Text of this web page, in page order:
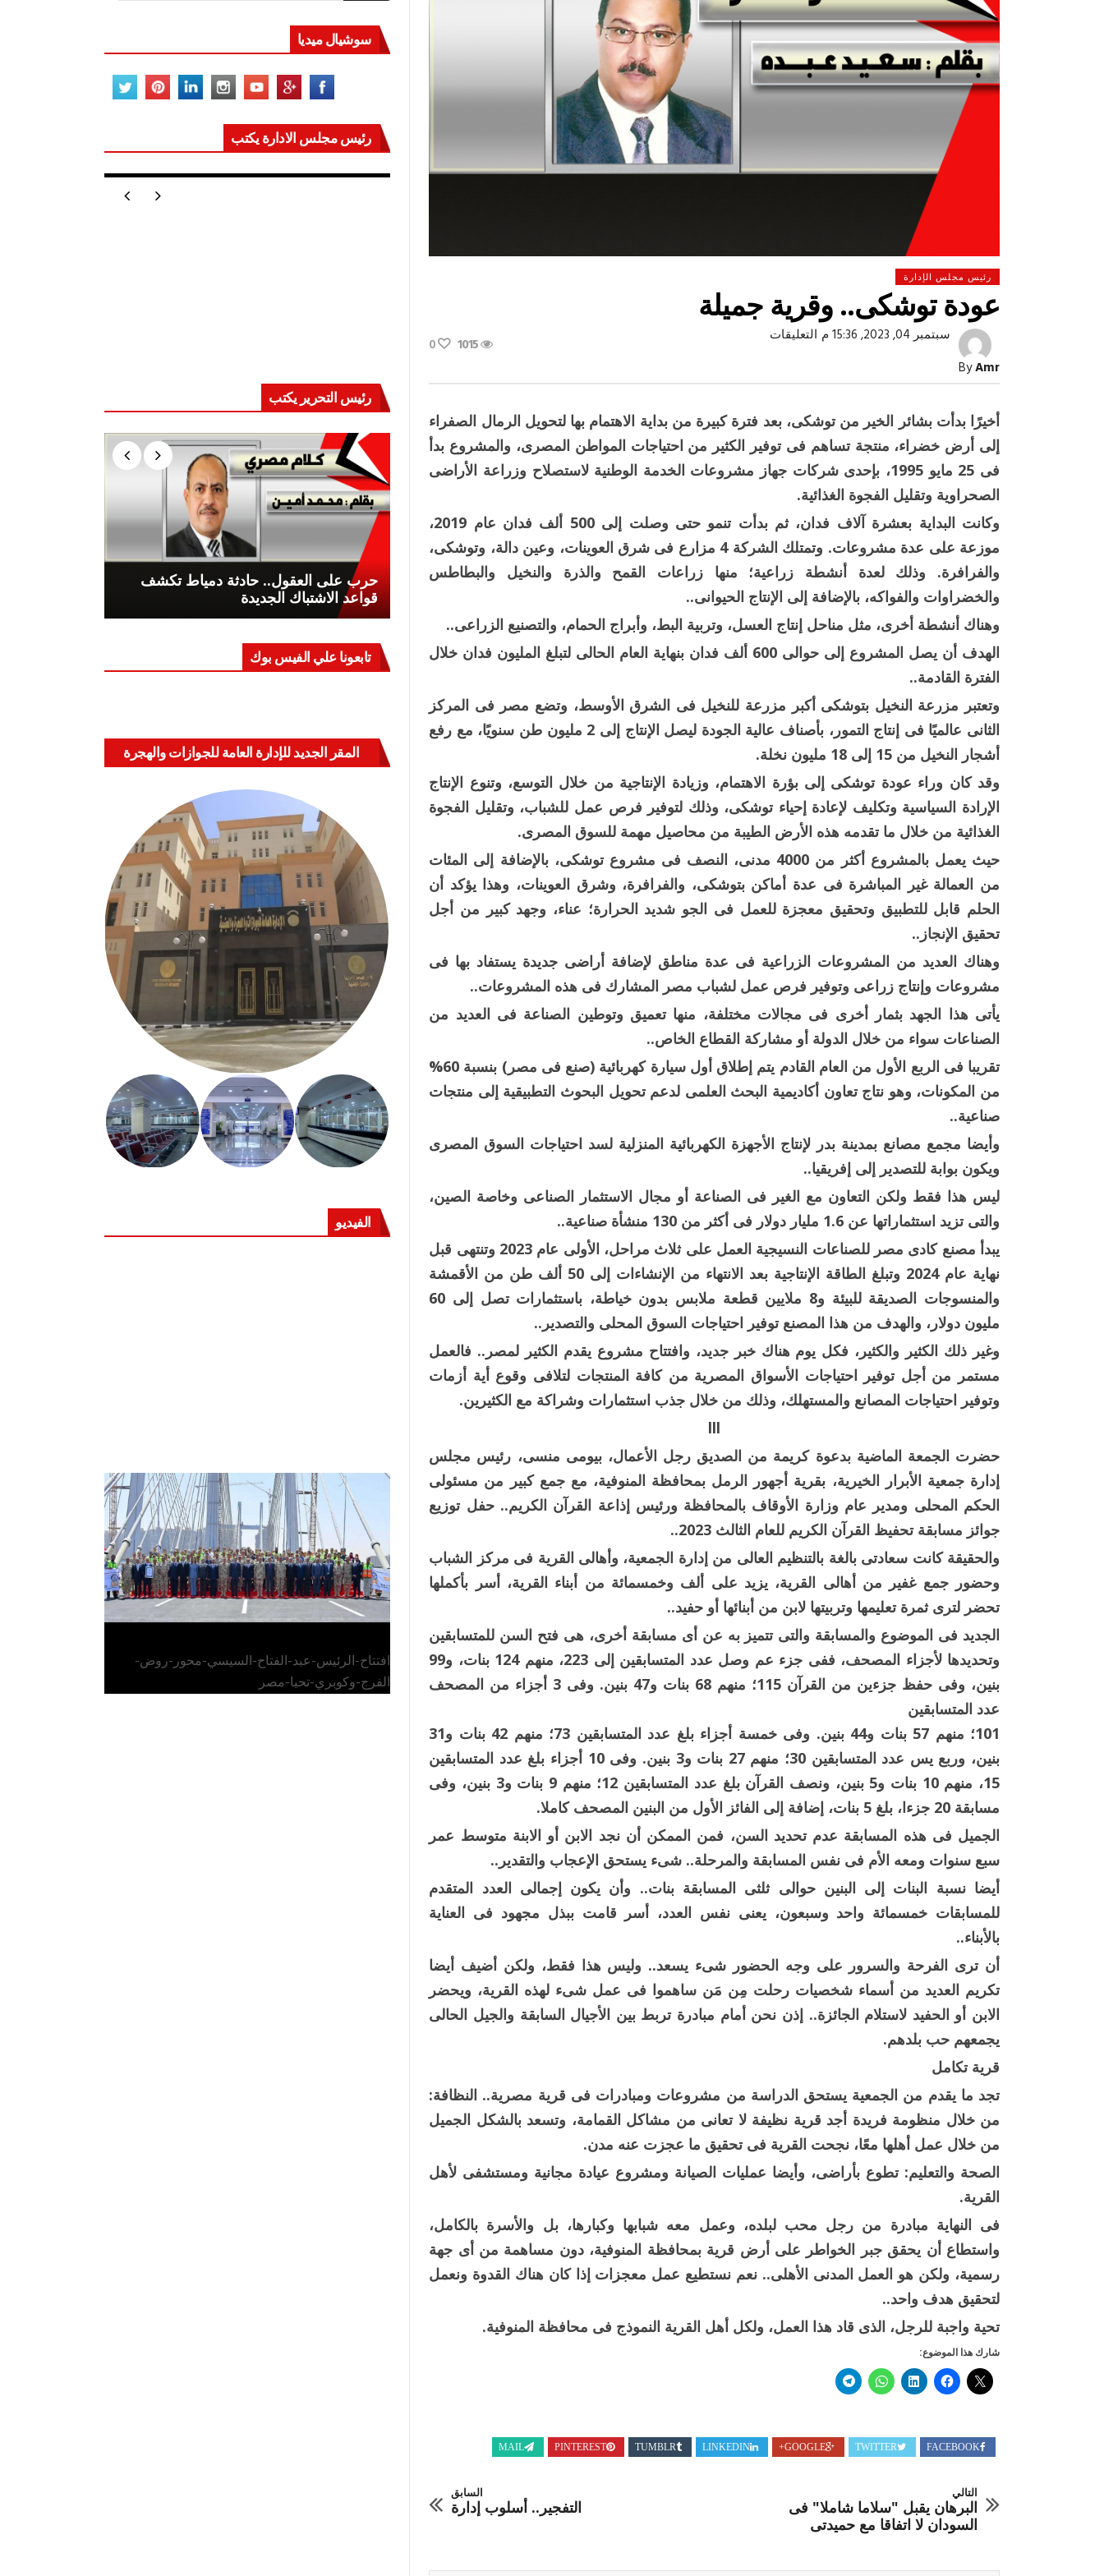
رئيس مجلس الإدارة
عودة توشكى.. وقرية جميلة
ByAmr
سبتمبر 04, 2023, 15:36 م التعليقات
جميلة
1015
0
أخيرًا بدأت بشائر الخير من توشكى، بعد فترة كبيرة من بداية الاهتمام بها لتحويل الرمال الصفراء
إلى أرض خضراء، منتجة تساهم فى توفير الكثير من احتياجات المواطن المصرى، والمشروع بدأ
فى 25 مايو 1995، بإحدى شركات جهاز مشروعات الخدمة الوطنية لاستصلاح وزراعة الأراضى
الصحراوية وتقليل الفجوة الغذائية.
وكانت البداية بعشرة آلاف فدان، ثم بدأت تنمو حتى وصلت إلى 500 ألف فدان عام 2019،
موزعة على عدة مشروعات. وتمتلك الشركة 4 مزارع فى شرق العوينات، وعين دالة، وتوشكى،
والفرافرة. وذلك لعدة أنشطة زراعية؛ منها زراعات القمح والذرة والنخيل والبطاطس
والخضراوات والفواكه، بالإضافة إلى الإنتاج الحيوانى..
وهناك أنشطة أخرى، مثل مناحل إنتاج العسل، وتربية البط، وأبراج الحمام، والتصنيع الزراعى..
الهدف أن يصل المشروع إلى حوالى 600 ألف فدان بنهاية العام الحالى لتبلغ المليون فدان خلال
الفترة القادمة..
وتعتبر مزرعة النخيل بتوشكى أكبر مزرعة للنخيل فى الشرق الأوسط، وتضع مصر فى المركز
الثانى عالميًا فى إنتاج التمور، بأصناف عالية الجودة ليصل الإنتاج إلى 2 مليون طن سنويًا، مع رفع
أشجار النخيل من 15 إلى 18 مليون نخلة.
وقد كان وراء عودة توشكى إلى بؤرة الاهتمام، وزيادة الإنتاجية من خلال التوسع، وتنوع الإنتاج
الإرادة السياسية وتكليف لإعادة إحياء توشكى، وذلك لتوفير فرص عمل للشباب، وتقليل الفجوة
الغذائية من خلال ما تقدمه هذه الأرض الطيبة من محاصيل مهمة للسوق المصرى.
حيث يعمل بالمشروع أكثر من 4000 مدنى، النصف فى مشروع توشكى، بالإضافة إلى المئات
من العمالة غير المباشرة فى عدة أماكن بتوشكى، والفرافرة، وشرق العوينات، وهذا يؤكد أن
الحلم قابل للتطبيق وتحقيق معجزة للعمل فى الجو شديد الحرارة؛ عناء، وجهد كبير من أجل
تحقيق الإنجاز..
وهناك العديد من المشروعات الزراعية فى عدة مناطق لإضافة أراضى جديدة يستفاد بها فى
مشروعات وإنتاج زراعى وتوفير فرص عمل لشباب مصر المشارك فى هذه المشروعات..
يأتى هذا الجهد بثمار أخرى فى مجالات مختلفة، منها تعميق وتوطين الصناعة فى العديد من
الصناعات سواء من خلال الدولة أو مشاركة القطاع الخاص..
تقريبا فى الربع الأول من العام القادم يتم إطلاق أول سيارة كهربائية (صنع فى مصر) بنسبة 60%
من المكونات، وهو نتاج تعاون أكاديمية البحث العلمى لدعم تحويل البحوث التطبيقية إلى منتجات
صناعية..
وأيضا مجمع مصانع بمدينة بدر لإنتاج الأجهزة الكهربائية المنزلية لسد احتياجات السوق المصرى
ويكون بوابة للتصدير إلى إفريقيا..
ليس هذا فقط ولكن التعاون مع الغير فى الصناعة أو مجال الاستثمار الصناعى وخاصة الصين،
والتى تزيد استثماراتها عن 1.6 مليار دولار فى أكثر من 130 منشأة صناعية..
يبدأ مصنع كادى مصر للصناعات النسيجية العمل على ثلاث مراحل، الأولى عام 2023 وتنتهى قبل
نهاية عام 2024 وتبلغ الطاقة الإنتاجية بعد الانتهاء من الإنشاءات إلى 50 ألف طن من الأقمشة
والمنسوجات الصديقة للبيئة و8 ملايين قطعة ملابس بدون خياطة، باستثمارات تصل إلى 60
مليون دولار، والهدف من هذا المصنع توفير احتياجات السوق المحلى والتصدير..
وغير ذلك الكثير والكثير، فكل يوم هناك خبر جديد، وافتتاح مشروع يقدم الكثير لمصر.. فالعمل
مستمر من أجل توفير احتياجات الأسواق المصرية من كافة المنتجات لتلافى وقوع أية أزمات
وتوفير احتياجات المصانع والمستهلك، وذلك من خلال جذب استثمارات وشراكة مع الكثيرين.
lll
حضرت الجمعة الماضية بدعوة كريمة من الصديق رجل الأعمال، بيومى منسى، رئيس مجلس
إدارة جمعية الأبرار الخيرية، بقرية أجهور الرمل بمحافظة المنوفية، مع جمع كبير من مسئولى
الحكم المحلى ومدير عام وزارة الأوقاف بالمحافظة ورئيس إذاعة القرآن الكريم.. حفل توزيع
جوائز مسابقة تحفيظ القرآن الكريم للعام الثالث 2023..
والحقيقة كانت سعادتى بالغة بالتنظيم العالى من إدارة الجمعية، وأهالى القرية فى مركز الشباب
وحضور جمع غفير من أهالى القرية، يزيد على ألف وخمسمائة من أبناء القرية، أسر بأكملها
تحضر لترى ثمرة تعليمها وتربيتها لابن من أبنائها أو حفيد..
الجديد فى الموضوع والمسابقة والتى تتميز به عن أى مسابقة أخرى، هى فتح السن للمتسابقين
وتحديدها لأجزاء المصحف، ففى جزء عم وصل عدد المتسابقين إلى 223، منهم 124 بنات، و99
بنين، وفى حفظ جزءين من القرآن 115؛ منهم 68 بنات و47 بنين. وفى 3 أجزاء من المصحف
عدد المتسابقين
101؛ منهم 57 بنات و44 بنين. وفى خمسة أجزاء بلغ عدد المتسابقين 73؛ منهم 42 بنات و31
بنين، وربع يس عدد المتسابقين 30؛ منهم 27 بنات و3 بنين. وفى 10 أجزاء بلغ عدد المتسابقين
15، منهم 10 بنات و5 بنين، ونصف القرآن بلغ عدد المتسابقين 12؛ منهم 9 بنات و3 بنين، وفى
مسابقة 20 جزءا، بلغ 5 بنات، إضافة إلى الفائز الأول من البنين المصحف كاملا.
الجميل فى هذه المسابقة عدم تحديد السن، فمن الممكن أن نجد الابن أو الابنة متوسط عمر
سبع سنوات ومعه الأم فى نفس المسابقة والمرحلة.. شىء يستحق الإعجاب والتقدير..
أيضا نسبة البنات إلى البنين حوالى ثلثى المسابقة بنات.. وأن يكون إجمالى العدد المتقدم
للمسابقات خمسمائة واحد وسبعون، يعنى نفس العدد، أسر قامت ببذل مجهود فى العناية
بالأبناء..
أن ترى الفرحة والسرور على وجه الحضور شىء يسعد.. وليس هذا فقط، ولكن أضيف أيضا
تكريم العديد من أسماء شخصيات رحلت مِن مَن ساهموا فى عمل شىء لهذه القرية، ويحضر
الابن أو الحفيد لاستلام الجائزة.. إذن نحن أمام مبادرة تربط بين الأجيال السابقة والجيل الحالى
يجمعهم حب بلدهم.
قرية تكامل
تجد ما يقدم من الجمعية يستحق الدراسة من مشروعات ومبادرات فى قرية مصرية.. النظافة:
من خلال منظومة فريدة أجد قرية نظيفة لا تعانى من مشاكل القمامة، وتسعد بالشكل الجميل
من خلال عمل أهلها معًا، نجحت القرية فى تحقيق ما عجزت عنه مدن.
الصحة والتعليم: تطوع بأراضى، وأيضا عمليات الصيانة ومشروع عيادة مجانية ومستشفى لأهل
القرية.
فى النهاية مبادرة من رجل محب لبلده، وعمل معه شبابها وكبارها، بل والأسرة بالكامل،
واستطاع أن يحقق جبر الخواطر على أرض قرية بمحافظة المنوفية، دون مساهمة من أى جهة
رسمية، ولكن هو العمل المدنى الأهلى.. نعم نستطيع عمل معجزات إذا كان هناك القدوة ونعمل
لتحقيق هدف واحد..
تحية واجبة للرجل، الذى قاد هذا العمل، ولكل أهل القرية النموذج فى محافظة المنوفية.
شارك هذا الموضوع:
FACEBOOK
TWITTER
GOOGLE+
LINKEDIN
TUMBLR
PINTEREST
MAIL
السابق
التفجير.. أسلوب إدارة
التالي
البرهان يقبل "سلاما شاملا" فى
السودان لا اتفاقا مع حميدتى
سوشيال ميديا
رئيس مجلس الادارة يكتب
مصر تعيد للعالم اتزانه
التشجيع «أخلاق» وليس «تحفيل»
رئيس التحرير يكتب
حرب على العقول.. حادثة دمياط تكشف
قواعد الاشتباك الجديدة
كيف تحمي مصر ثرواتها في الجنوب؟
جهاز مستقبل مصر نموذجا.. لماذا تُنشئ
الدول كيانات تنموية عملاقة؟
تابعونا علي الفيس بوك
المقر الجديد للإدارة العامة للجوازات والهجرة
الفيديو
الرئيس عبد الفتاح السيسي يفتتح محور روض
الفرج وكوبري تحيا مصر
افتتاح-الرئيس-عبد-الفتاح-السيسي-محور-روض-
الفرج-وكوبري-تحيا-مصر